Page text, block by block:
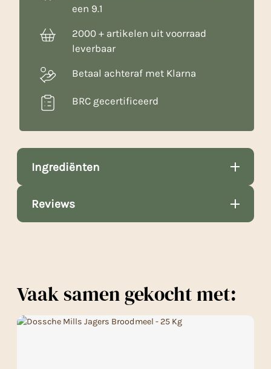
een 9.1
2000 + artikelen uit voorraad
leverbaar
Betaal achteraf met Klarna
BRC gecertificeerd
Ingrediënten
Reviews
Vaak samen gekocht met: